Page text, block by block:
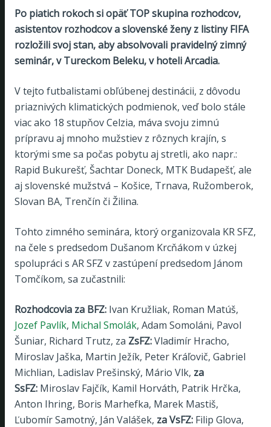
Po piatich rokoch si opäť TOP skupina rozhodcov,
asistentov rozhodcov a slovenské ženy z listiny FIFA
rozložili svoj stan, aby absolvovali pravidelný zimný
seminár, v Tureckom Beleku, v hoteli Arcadia.
V tejto futbalistami obľúbenej destinácii, z dôvodu
priaznivých klimatických podmienok, veď bolo stále
viac ako 18 stupňov Celzia, máva svoju zimnú
prípravu aj mnoho mužstiev z rôznych krajín, s
ktorými sme sa počas pobytu aj stretli, ako napr.:
Rapid Bukurešť, Šachtar Doneck, MTK Budapešť, ale
aj slovenské mužstvá – Košice, Trnava, Ružomberok,
Slovan BA, Trenčín či Žilina.
Tohto zimného seminára, ktorý organizovala KR SFZ,
na čele s predsedom Dušanom Krcňákom v úzkej
spolupráci s AR SFZ v zastúpení predsedom Jánom
Tomčíkom, sa zučastnili:
Rozhodcovia za BFZ: Ivan Kružliak, Roman Matúš,
Jozef Pavlík, Michal Smolák, Adam Somoláni, Pavol
Šuniar, Richard Trutz, za ZsFZ:Vladimír Hracho,
Miroslav Jaška, Martin Ježík, Peter Kráľovič, Gabriel
Michlian, Ladislav Prešinský, Mário Vlk, za
SsFZ: Miroslav Fajčík, Kamil Horváth, Patrik Hrčka,
Anton Ihring, Boris Marhefka, Marek Mastiš,
Ľubomír Samotný, Ján Valášek, za VsFZ: Filip Glova,